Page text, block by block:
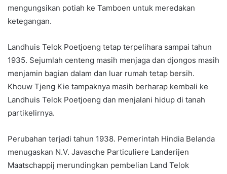
mengungsikan potiah ke Tamboen untuk meredakan
ketegangan.
Landhuis Telok Poetjoeng tetap terpelihara sampai tahun
1935. Sejumlah centeng masih menjaga dan djongos masih
menjamin bagian dalam dan luar rumah tetap bersih.
Khouw Tjeng Kie tampaknya masih berharap kembali ke
Landhuis Telok Poetjoeng dan menjalani hidup di tanah
partikelirnya.
Perubahan terjadi tahun 1938. Pemerintah Hindia Belanda
menugaskan N.V. Javasche Particuliere Landerijen
Maatschappij merundingkan pembelian Land Telok